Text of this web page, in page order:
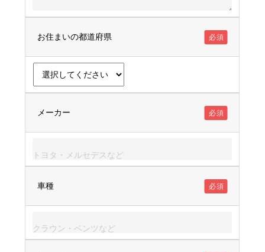
お住まいの都道府県 必須
メーカー 必須
車種 必須